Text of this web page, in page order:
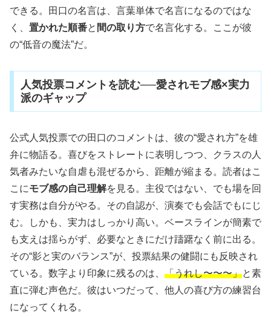
できる。田口の名言は、言葉単体で名言になるのではな
く、 置かれた順番と 間の取り方で名言化する。ここが彼
の“低音の魔法”だ。
人気投票コメントを読む──愛されモブ感×実力
派のギャップ
公式人気投票での田口のコメントは、彼の“愛され方”を雄
弁に物語る。喜びをストレートに表明しつつ、クラスの人
気者みたいな自虐も混ぜるから、距離が縮まる。読者はこ
こにモブ感の自己理解を見る。主役ではない、でも場を回
す実務は自分がやる。その自認が、演奏でも会話でもにじ
む。しかも、実力はしっかり高い。ベースラインが簡素で
も支えは揺らがず、必要なときにだけ躊躇なく前に出る。
その“影と実のバランス”が、投票結果の健闘にも反映され
ている。数字より印象に残るのは、 「うれし〜〜〜」と素
直に弾む声色だ。彼はいつだって、他人の喜び方の練習台
になってくれる。